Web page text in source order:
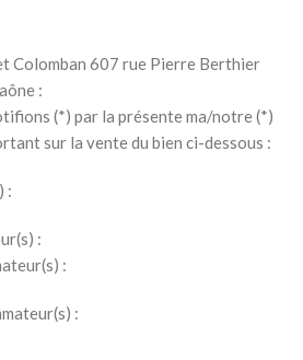
Colomban 607 rue Pierre Berthier
:
(*) par la présente ma/notre (*)
sur la vente du bien ci-dessous :
:
:
:
: